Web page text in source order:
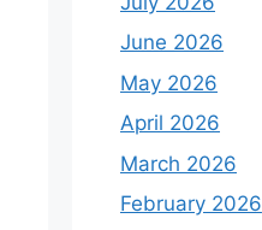
June 2026
May 2026
April 2026
March 2026
February 2026